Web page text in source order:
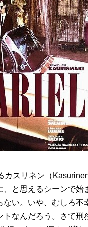
カスリネン（
、と思えるシーンで始
ない。いや、むしろ不
トなんだろう。さて刑